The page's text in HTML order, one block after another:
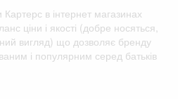
Картерс в інтернет магазинах
ціни і якості (добре носяться,
вигляд) що дозволяє бренду
і популярним серед батьків